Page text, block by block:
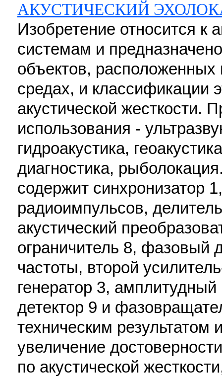
АКУСТИЧЕСКИЙ
Изобретение относится к
системам и
объектов, расположенных
средах, и классификации
акустической жесткости.
использования -
гидроакустика,
диагностика,
содержит синхронизатор
радиоимпульсов,
акустический
ограничитель 8, фазовый
частоты, второй
генератор 3,
детектор 9 и
техническим результатом
увеличение
по акустической